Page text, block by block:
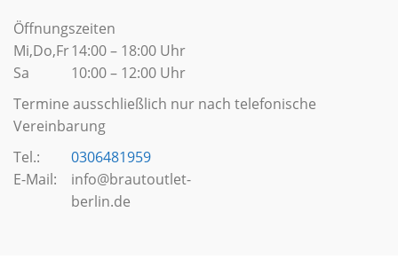
Öffnungszeiten
Mi,Do,Fr
Sa
14:00 – 18:00 Uhr
10:00 – 12:00 Uhr
Termine ausschließlich nur nach telefonische
Vereinbarung
Tel.:
E-Mail:
0306481959
info@brautoutlet-
berlin.de